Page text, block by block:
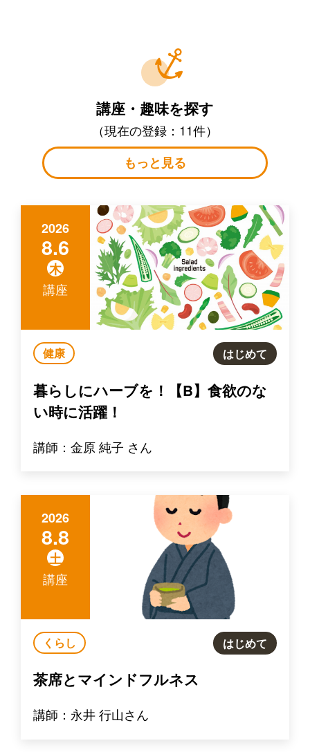
講座・趣味を探す
（現在の登録：11件）
もっと見る
2026
8.6
木
講座
健康 はじめて
暮らしにハーブを！【B】食欲のな
い時に活躍！
講師：金原 純子 さん
2026
8.8
土
講座
くらし はじめて
茶席とマインドフルネス
講師：永井 行山さん